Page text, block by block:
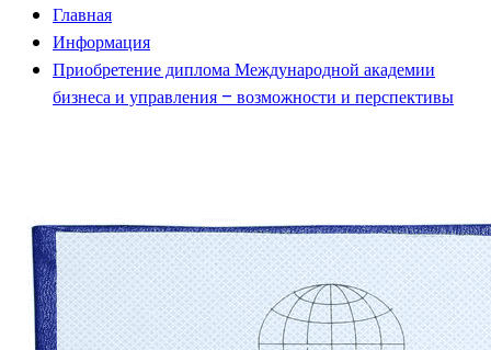
Главная
Информация
Приобретение диплома Международной академии
бизнеса и управления – возможности и перспективы